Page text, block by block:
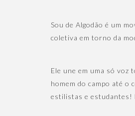
Sou de Algodão é um
coletiva em torno da
Ele une em uma só voz
homem do campo até o
estilistas e estudantes!